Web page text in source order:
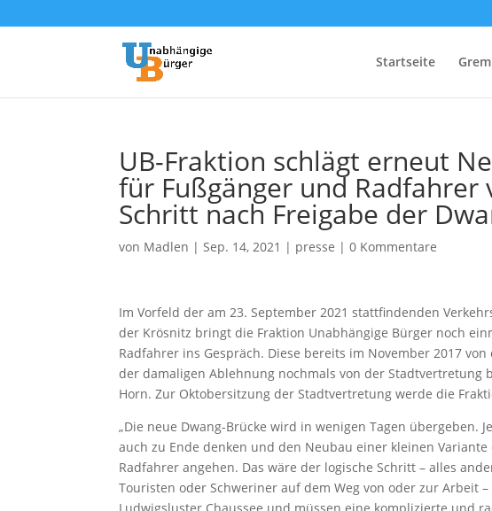
Startseite
UB-Fraktion schlägt erneut
für Fußgänger und Radfahrer
Schritt nach Freigabe der
von Madlen |Sep. 14, 2021 | presse |0 Kommentare
Im Vorfeld der am 23. September 2021 stattfindenden
der Krösnitz bringt die Fraktion Unabhängige Bürger noch
Radfahrer ins Gespräch. Diese bereits im November 2017
der damaligen Ablehnung nochmals von der Stadtvertretung
Horn. Zur Oktobersitzung der Stadtvertretung werde die
„Die neue Dwang-Brücke wird in wenigen Tagen übergeben.
auch zu Ende denken und den Neubau einer kleinen
Radfahrer angehen. Das wäre der logische Schritt – alles
Touristen oder Schweriner auf dem Weg von oder zur Arbeit